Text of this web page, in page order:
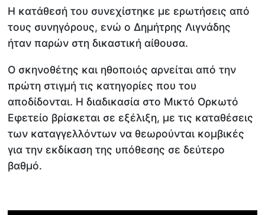
Η κατάθεσή του συνεχίστηκε με ερωτήσεις από
τους συνηγόρους, ενώ ο Δημήτρης Λιγνάδης
ήταν παρών στη δικαστική αίθουσα.
Ο σκηνοθέτης και ηθοποιός αρνείται από την
πρώτη στιγμή τις κατηγορίες που του
αποδίδονται. Η διαδικασία στο Μικτό Ορκωτό
Εφετείο βρίσκεται σε εξέλιξη, με τις καταθέσεις
των καταγγελλόντων να θεωρούνται κομβικές
για την εκδίκαση της υπόθεσης σε δεύτερο
βαθμό.